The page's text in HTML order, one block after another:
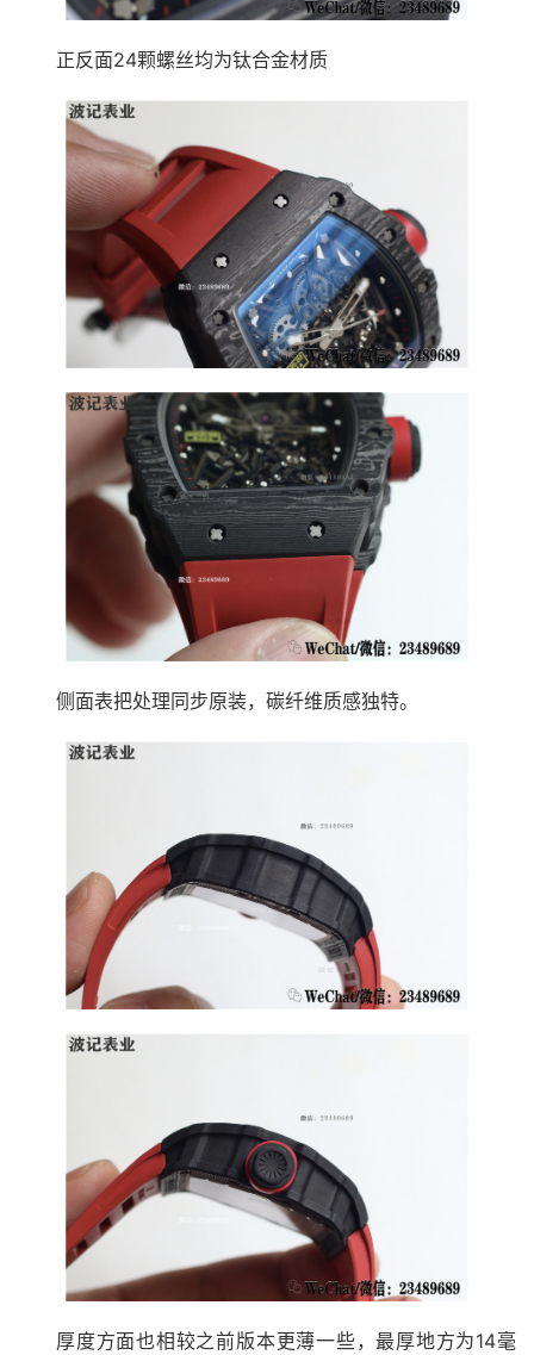
正反面24颗螺丝均为钛合金材质
侧面表把处理同步原装，碳纤维质感独特。
厚度方面也相较之前版本更薄一些，最厚地方为14毫